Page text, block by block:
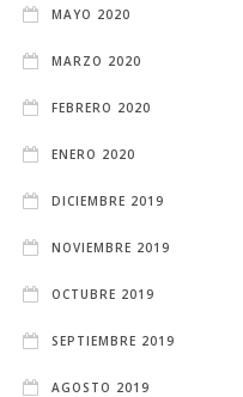
MAYO 2020
MARZO 2020
FEBRERO 2020
ENERO 2020
DICIEMBRE 2019
NOVIEMBRE 2019
OCTUBRE 2019
SEPTIEMBRE 2019
AGOSTO 2019